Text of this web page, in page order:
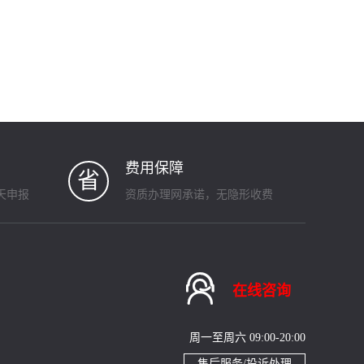
申报
省 费用保障
资质办理网承诺，无隐形收费
 在线咨询
周一至周六 09:00-20:00